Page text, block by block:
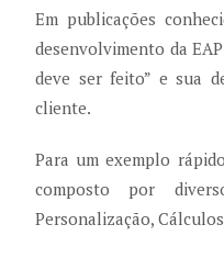
Em publicações
desenvolvimento da
deve ser feito” e sua
cliente.
Para um exemplo
composto por
Personalização,